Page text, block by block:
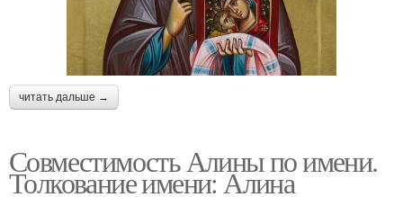
читать дальше →
Совместимость Алины по имени.
Толкование имени: Алина